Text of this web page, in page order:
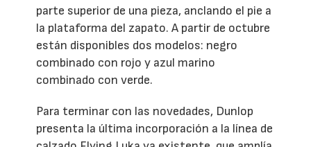
parte superior de una pieza, anclando el pie a
la plataforma del zapato. A partir de octubre
están disponibles dos modelos: negro
combinado con rojo y azul marino
combinado con verde.
Para terminar con las novedades, Dunlop
presenta la última incorporación a la línea de